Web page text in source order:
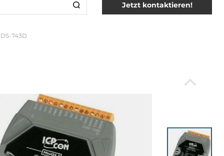
Jetzt kontaktieren!
743D